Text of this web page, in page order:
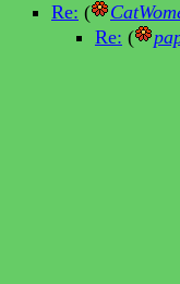
Re: (
Re: (